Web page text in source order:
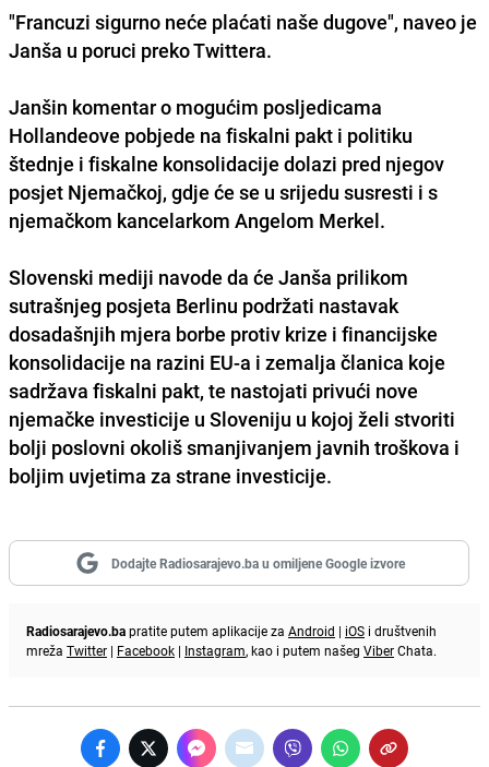
"Francuzi sigurno neće plaćati naše dugove", naveo je
Janša u poruci preko Twittera.
Janšin komentar o mogućim posljedicama
Hollandeove pobjede na fiskalni pakt i politiku
štednje i fiskalne konsolidacije dolazi pred njegov
posjet Njemačkoj, gdje će se u srijedu susresti i s
njemačkom kancelarkom Angelom Merkel.
Slovenski mediji navode da će Janša prilikom
sutrašnjeg posjeta Berlinu podržati nastavak
dosadašnjih mjera borbe protiv krize i financijske
konsolidacije na razini EU-a i zemalja članica koje
sadržava fiskalni pakt, te nastojati privući nove
njemačke investicije u Sloveniju u kojoj želi stvoriti
bolji poslovni okoliš smanjivanjem javnih troškova i
boljim uvjetima za strane investicije.
Dodajte Radiosarajevo.ba u omiljene Google izvore
Radiosarajevo.bapratite putem aplikacije za Android | iOS i društvenih
mreža Twitter | Facebook | Instagram, kao i putem našeg ViberChata.